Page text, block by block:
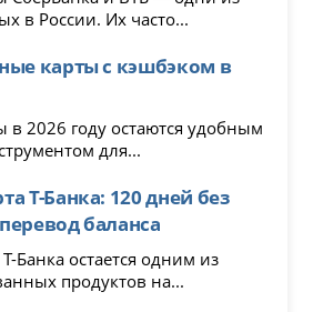
в России. Их часто...
карты с кэшбэком в
в 2026 году остаются удобным
для...
Т-Банка: 120 дней без
баланса
Банка остается одним из
продуктов на...